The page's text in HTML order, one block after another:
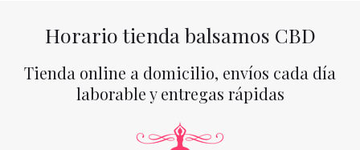
Horario tienda balsamos CBD
Tienda online a domicilio, envíos cada día
laborable y entregas rápidas